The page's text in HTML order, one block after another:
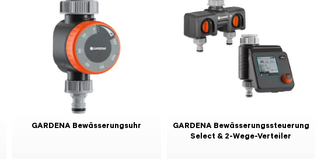
GARDENA Bewässerungsuhr
GARDENA Bewässerungssteuerung
Select & 2-Wege-Verteiler